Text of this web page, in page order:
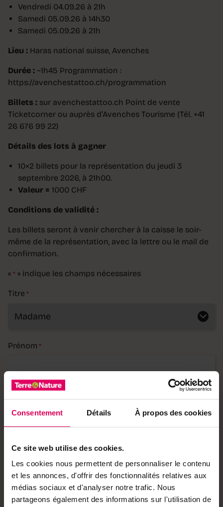
Consentement Détails À propos des cookies
Ce site web utilise des cookies.
Les cookies nous permettent de personnaliser le contenu
et les annonces, d'offrir des fonctionnalités relatives aux
médias sociaux et d'analyser notre trafic. Nous
partageons également des informations sur l'utilisation de
Vendredi 04.09.26 à 21h
Samedi 05.09.26 à 14h30
Samedi 05.09.26 à 21h
Lieu : Haras national suisse, Avenches
Durée : ~1h45 Programmation :
https://avenchestattoo.ch/programmation
Billets : sur avenchestattoo.ch Point de vente
Ticketcorner ou auprès d’Avenches Tourisme (Tél. +41
26 676 99 22)
Détails des lots à gagner
10×2 billets pour la représentation du jeudi 3
septembre 2026, à 21h00.
Valeur = 1000 CHF
Conditions de validité :
Les billets seront à venir chercher à la caisse le soir-
même de la représentation, avec la lettre ou le mail de
confirmation.
« * » indique les champs nécessaires
Titre *
Prénom *
Nom
Rue, n°